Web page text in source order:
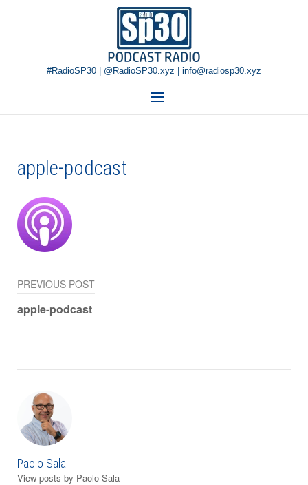
Home
#RadioSP30 | @RadioSP30.xyz | info@radiosp30.xyz
Menu
apple-podcast
Navigazione
articoli
PREVIOUS POST
apple-podcast
Paolo Sala
View posts by Paolo Sala